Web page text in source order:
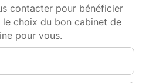
contacter pour bénéficier
le choix du bon cabinet de
pour vous.